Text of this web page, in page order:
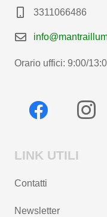
3311066486
Orario uffici: 9:00/
LINK UTILI
Contatti
Newsletter